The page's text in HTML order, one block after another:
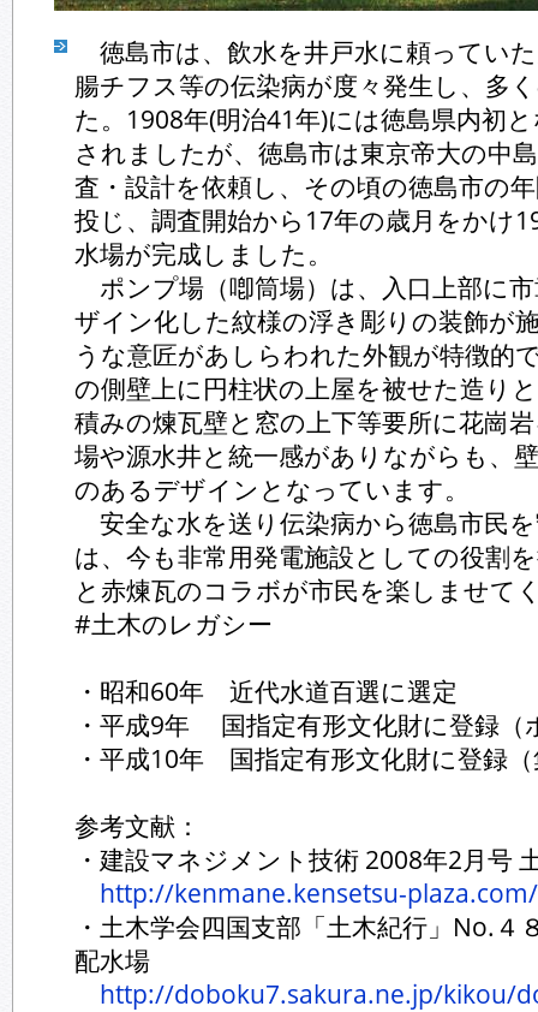
徳島市は、飲水を井戸水に頼ってい
腸チフス等の伝染病が度々発生し、多
た。1908年(明治41年)には徳島県内初
されましたが、徳島市は東京帝大の中
査・設計を依頼し、その頃の徳島市の
投じ、調査開始から17年の歳月をかけ
水場が完成しました。
ポンプ場（喞筒場）は、入口上部に
ザイン化した紋様の浮き彫りの装飾が
うな意匠があしらわれた外観が特徴的
の側壁上に円柱状の上屋を被せた造り
積みの煉瓦壁と窓の上下等要所に花崗
場や源水井と統一感がありながらも、
のあるデザインとなっています。
安全な水を送り伝染病から徳島市民
は、今も非常用発電施設としての役割
と赤煉瓦のコラボが市民を楽しませて
#土木のレガシー
・昭和60年 近代水道百選に選定
・平成9年 国指定有形文化財に登録（
・平成10年 国指定有形文化財に登録
参考文献：
・建設マネジメント技術 2008年2月号
http://kenmane.kensetsu-
・土木学会四国支部「土木紀行」No.４
配水場
http://doboku7.sakura.ne.jp/kikou/